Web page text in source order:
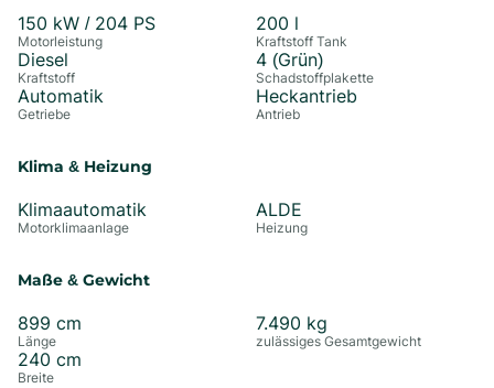
150 kW / 204 PS
Motorleistung
Diesel
Kraftstoff
Automatik
Getriebe
200 l
Kraftstoff Tank
4 (Grün)
Schadstoffplakette
Heckantrieb
Antrieb
Klima & Heizung
Klimaautomatik
Motorklimaanlage
ALDE
Heizung
Maße & Gewicht
899 cm
Länge
240 cm
Breite
7.490 kg
zulässiges Gesamtgewicht